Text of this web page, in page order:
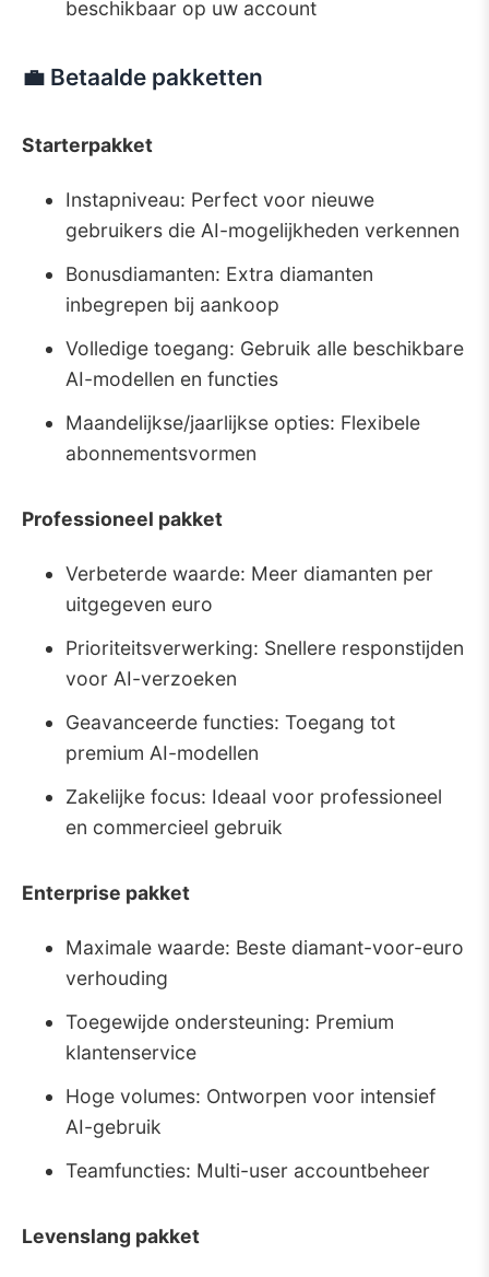
beschikbaar op uw account
💼 Betaalde pakketten
Starterpakket
Instapniveau: Perfect voor nieuwe
gebruikers die AI-mogelijkheden verkennen
Bonusdiamanten: Extra diamanten
inbegrepen bij aankoop
Volledige toegang: Gebruik alle beschikbare
AI-modellen en functies
Maandelijkse/jaarlijkse opties: Flexibele
abonnementsvormen
Professioneel pakket
Verbeterde waarde: Meer diamanten per
uitgegeven euro
Prioriteitsverwerking: Snellere responstijden
voor AI-verzoeken
Geavanceerde functies: Toegang tot
premium AI-modellen
Zakelijke focus: Ideaal voor professioneel
en commercieel gebruik
Enterprise pakket
Maximale waarde: Beste diamant-voor-euro
verhouding
Toegewijde ondersteuning: Premium
klantenservice
Hoge volumes: Ontworpen voor intensief
AI-gebruik
Teamfuncties: Multi-user accountbeheer
Levenslang pakket